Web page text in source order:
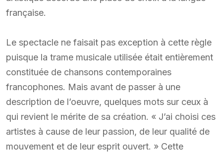
française.
Le spectacle ne faisait pas exception à cette règle
puisque la trame musicale utilisée était entièrement
constituée de chansons contemporaines
francophones. Mais avant de passer à une
description de l’oeuvre, quelques mots sur ceux à
qui revient le mérite de sa création. « J’ai choisi ces
artistes à cause de leur passion, de leur qualité de
mouvement et de leur esprit ouvert. » Cette